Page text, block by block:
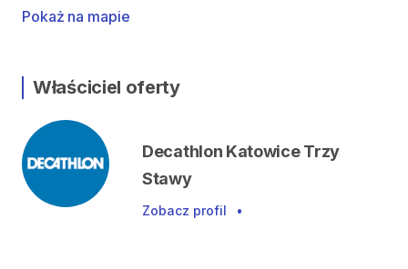
Pokaż na mapie
Właściciel oferty
Decathlon Katowice Trzy
Stawy
Zobacz profil •